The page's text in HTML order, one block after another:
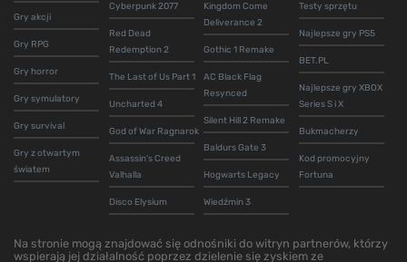
Gry akcji
Gry RPG
Gry horror
Gry symulatory
Gry survival
Gry z otwartym
światem
Cyberpunk 2077
Red Dead
Redemption 2
The Last of Us Part 1
Uncharted 4
God of War Ragnarok
Assassin's Creed
Valhalla
Disco Elysium
Kingdom Come
Deliverance 2
Gothic 1 Remake
AC Black Flag
Resynced
Silent Hill 2 Remake
Baldurs Gate 3
Hogwarts Legacy
Wiedźmin 3
Testy sprzętu
Najlepsze gry PS5
BET.PL
Najlepsze gry XBOX
Series S i X
Bukmacherzy
Kod promocyjny
Fortuna
Na stronie mogą znajdować się odnośniki do witryn partnerów, którzy
wspierają jej działalność poprzez dzielenie się zyskiem ze